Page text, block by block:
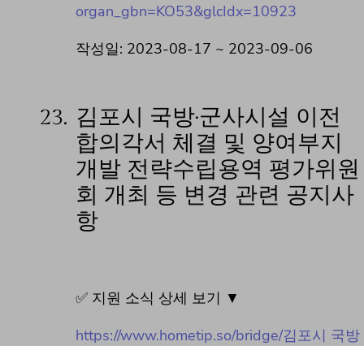
organ_gbn=KO53&glcIdx=10923
작성일: 2023-08-17 ~ 2023-09-06
23. 김포시 국방·군사시설 이전
합의각서 체결 및 양여부지
개발 전략수립용역 평가위원
회 개최 등 변경 관련 공지사
항
✅ 지원 소식 상세 보기 ▼
https://www.hometip.so/bridge/김포시 국방